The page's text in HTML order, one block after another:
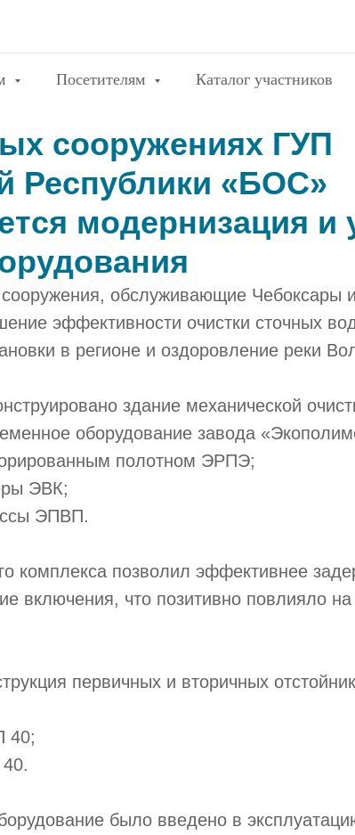
Посетителям Каталог участников
сооружениях ГУП
Республики «БОС»
модернизация и
обслуживающие Чебоксары
эффективности очистки сточных
в регионе и оздоровление реки
здание механической
оборудование завода
полотном ЭРПЭ;
ЭВК;
ЭПВП.
комплекса позволил эффективнее
включения, что позитивно повлияло
первичных и вторичных
40;
было введено в